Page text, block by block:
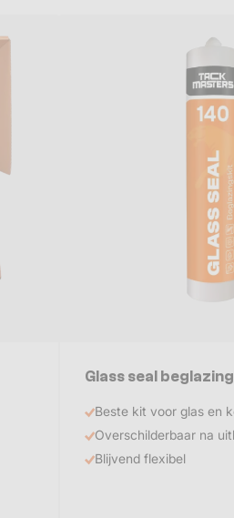
Glass seal
Beste kit voor glas en
Overschilderbaar na
Blijvend flexibel